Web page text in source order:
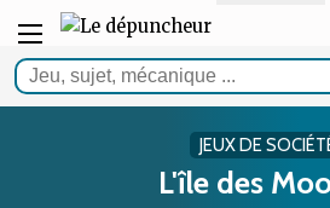
JEUX DE
L'île des